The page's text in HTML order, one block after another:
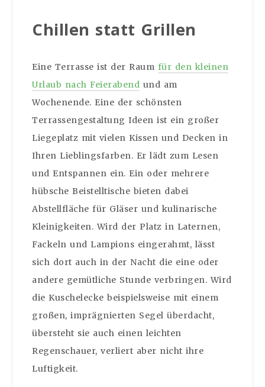
Chillen statt Grillen
Eine Terrasse ist der Raum für den kleinen
Urlaub nach Feierabend und am
Wochenende. Eine der schönsten
Terrassengestaltung Ideen ist ein großer
Liegeplatz mit vielen Kissen und Decken in
Ihren Lieblingsfarben. Er lädt zum Lesen
und Entspannen ein. Ein oder mehrere
hübsche Beistelltische bieten dabei
Abstellfläche für Gläser und kulinarische
Kleinigkeiten. Wird der Platz in Laternen,
Fackeln und Lampions eingerahmt, lässt
sich dort auch in der Nacht die eine oder
andere gemütliche Stunde verbringen. Wird
die Kuschelecke beispielsweise mit einem
großen, imprägnierten Segel überdacht,
übersteht sie auch einen leichten
Regenschauer, verliert aber nicht ihre
Luftigkeit.